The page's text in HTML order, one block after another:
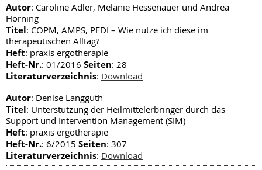
Autor: Caroline Adler, Melanie Hessenauer und Andrea
Hörning
Titel: COPM, AMPS, PEDI – Wie nutze ich diese im
therapeutischen Alltag?
Heft: praxis ergotherapie
Heft-Nr.: 01/2016 Seiten: 28
Literaturverzeichnis: Download
Autor: Denise Langguth
Titel: Unterstützung der Heilmittelerbringer durch das
Support und Intervention Management (SIM)
Heft: praxis ergotherapie
Heft-Nr.: 6/2015 Seiten: 307
Literaturverzeichnis: Download